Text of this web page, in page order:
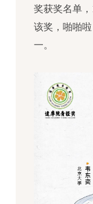
奖获奖名单
该奖，啪啪
一。